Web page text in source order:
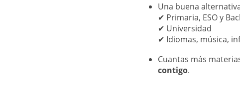
Una buena
✔ Primaria, ESO y
✔ Universidad
✔ Idiomas, música,
Cuantas más
contigo.